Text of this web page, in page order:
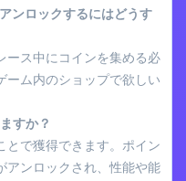
ンロックするにはどうす
ース中にコインを集める必
ーム内のショップで欲しい
すか？
とで獲得できます。ポイン
アンロックされ、性能や能